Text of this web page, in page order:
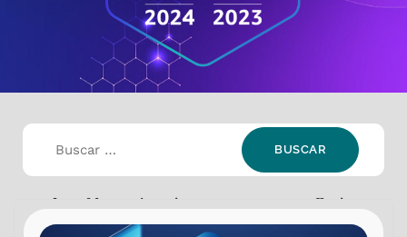
Selección:Industria: Government,Offering:
Application Modernization